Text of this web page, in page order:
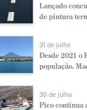
Lançado
de pintura
31 de julho
Desde 2021 o
população.
30 de julho
Pico continua